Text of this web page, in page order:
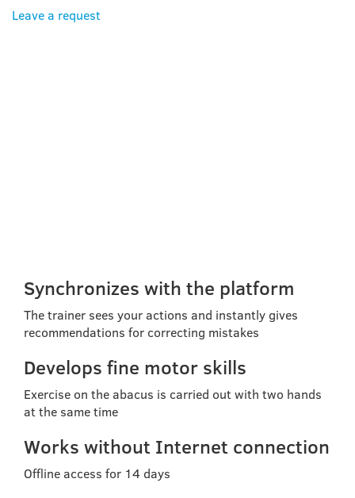
Leave a request
Synchronizes with the platform
The trainer sees your actions and instantly gives
recommendations for correcting mistakes
Develops fine motor skills
Exercise on the abacus is carried out with two hands
at the same time
Works without Internet connection
Offline access for 14 days